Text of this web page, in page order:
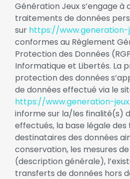
Génération Jeux s’engage à
traitements de données
sur https://www.generation-
conformes au Règlement
Protection des Données
Informatique et Libertés. La
protection des données
de données effectué via le
https://www.generation-
informe sur la/les finalité(s)
effectués, la base légale
destinataires des données
conservation, les mesures
(description générale),
transferts de données hors